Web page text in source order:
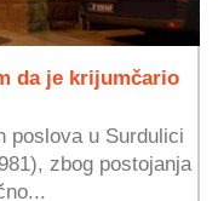
da je krijumčario
poslova u Surdulici
zbog postojanja